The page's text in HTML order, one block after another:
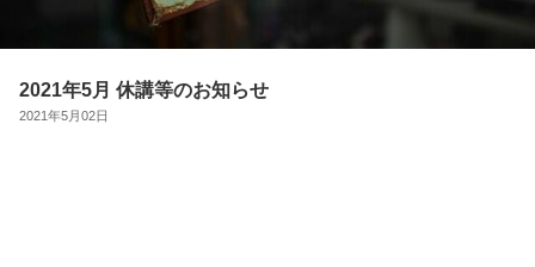
2021年5月 休講等のお知らせ
2021年5月02日